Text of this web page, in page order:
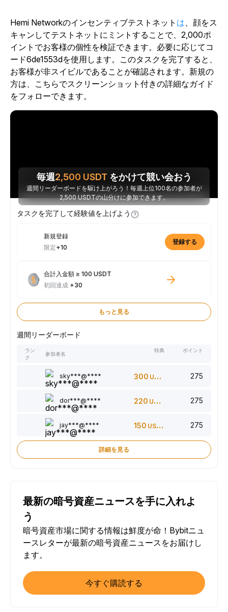
Hemi Networkのインセンティブテストネット は、顔をス
キャンしてテストネットにミントすることで、2,000ポ
イントでお客様の個性を検証できます。必要に応じてコ
ード6de1553dを使用します。このタスクを完了すると、
お客様が非スイビルであることが確認されます。新規の
方は、こちらでスクリーンショット付きの詳細なガイド
をフォローできます。
毎週2,500 USDT をかけて競い会おう
週間リーダーボードを駆け上がろう！毎週上位100名の参加者が
2,500 USDTの山分けに参加できます。
タスクを完了して経験値を上げよう
新規登録
限定+10
登録する
合計入金額 ≥ 100 USDT
初回達成 +30
もっと見る
週間リーダーボード
ラン
ク
参加者名
特典 ポイント
sky***@**** 300 USDT 275
dor***@**** 220 USDT 275
jay***@**** 150 USDT 275
詳細を見る
最新の暗号資産ニュースを手に入れよ
う
暗号資産市場に関する情報は鮮度が命！Bybitニュ
ースレターが最新の暗号資産ニュースをお届けし
ます。
今すぐ購読する